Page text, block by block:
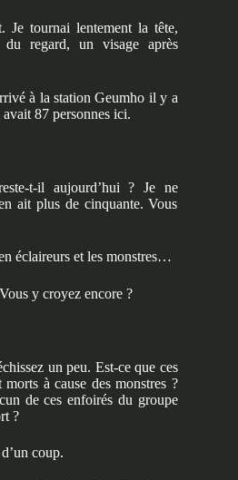
Je tournai lentement la tête,
regard, un visage après
à la station Geumho il y a
87 personnes ici.
t-il aujourd’hui ? Je ne
ait plus de cinquante. Vous
éclaireurs et les monstres…
y croyez encore ?
un peu. Est-ce que ces
morts à cause des monstres ?
de ces enfoirés du groupe
?
coup.